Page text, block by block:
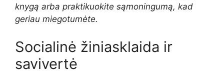
knygą arba praktikuokite sąmoningumą, kad
geriau miegotumėte.
Socialinė žiniasklaida ir
savivertė